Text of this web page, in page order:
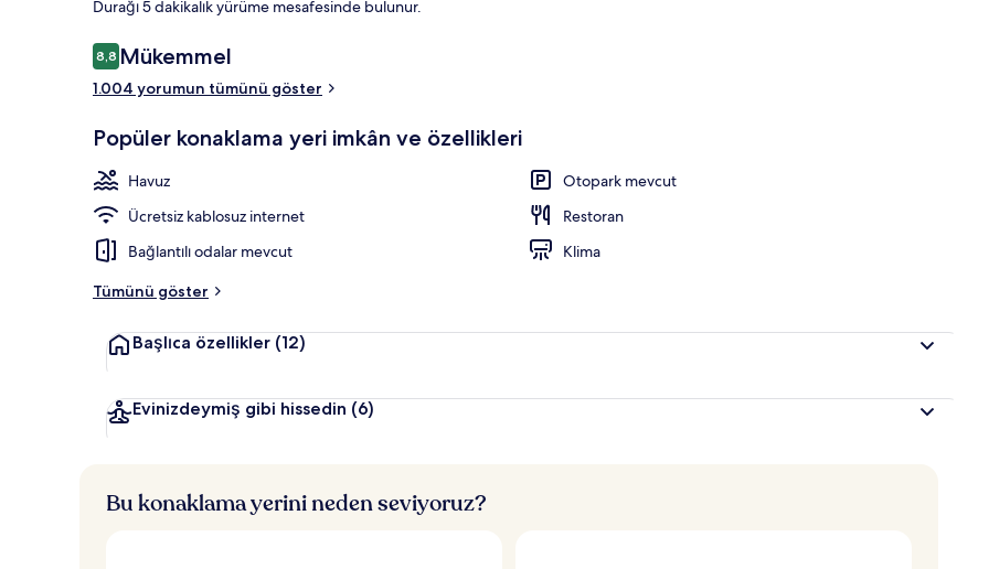
Durağı 5 dakikalık yürüme mesafesinde bulunur.
Yorumlar
8,88,8/10
Mükemmel
1.004 yorumun tümünü göster
Popüler konaklama yeri imkân ve özellikleri
Havuz
Otopark mevcut
Ücretsiz kablosuz internet
Restoran
Bağlantılı odalar mevcut
Klima
Tümünü göster
Başlıca özellikler (12)
Evinizdeymiş gibi hissedin (6)
Bu konaklama yerini neden seviyoruz?